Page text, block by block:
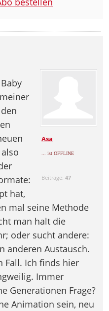
Asa
... ist OFFLINE
Beiträge:47
hat,
mal seine Methode
man halt die
oder sucht andere:
anderen Austausch.
Fall. Ich finds hier
Immer
Generationen Frage?
Animation sein, neu